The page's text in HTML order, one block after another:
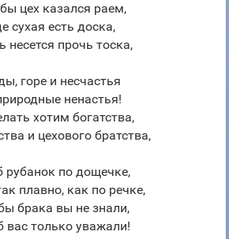
цех казался раем,
сухая есть доска,
несется прочь тоска,
горе и несчастья
ненастья!
хотим богатства,
и цехового братства,
рубанок по дощечке,
плавно, как по речке,
брака вы не знали,
вас только уважали!